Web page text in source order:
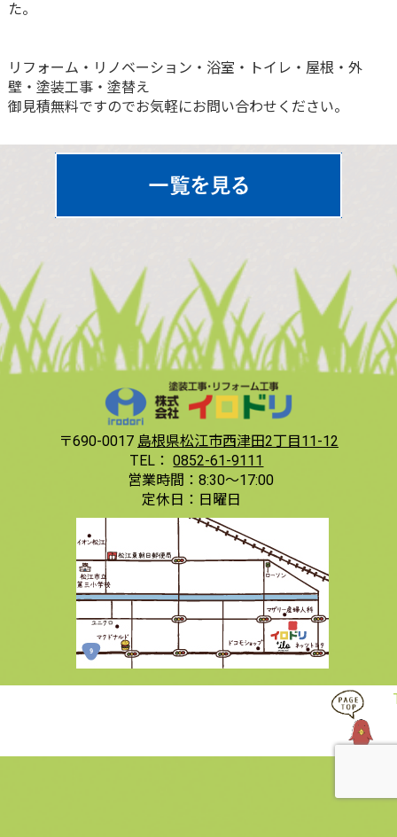
た。
リフォーム・リノベーション・浴室・トイレ・屋根・外
壁・塗装工事・塗替え
御見積無料ですのでお気軽にお問い合わせください。
〒690-0017 島根県松江市西津田2丁目11-12
TEL： 0852-61-9111
営業時間： 8:30〜17:00
定休日： 日曜日